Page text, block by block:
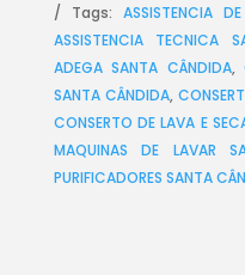
Tags:ASSISTENCIA
ASSISTENCIA TECNICA
ADEGA SANTA CÂNDIDA,
SANTA CÂNDIDA,
CONSERTO DE LAVA E
MAQUINAS DE LAVAR
PURIFICADORES SANTA